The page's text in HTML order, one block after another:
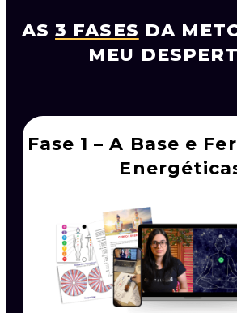
AS3 FASES DA
MEU
Fase 1 – A Base e